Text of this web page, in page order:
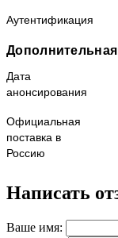
Аутентификация
Дата
анонсирования
Официальная
поставка в
Россию
Написать
Ваше имя: